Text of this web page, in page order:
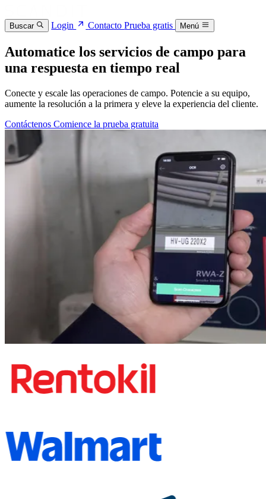
Buscar Login ContactoPrueba gratis Menú
Automatice los servicios de campo para
una respuesta en tiempo real
Conecte y escale las operaciones de campo. Potencie a su equipo,
aumente la resolución a la primera y eleve la experiencia del cliente.
Contáctenos Comience la prueba gratuita